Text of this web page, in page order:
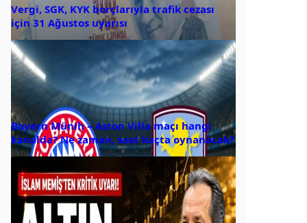
Vergi, SGK, KYK borçlarıyla trafik cezası
için 31 Ağustos uyarısı
Bayern Münih – Aston Villa maçı hangi
kanalda? Ne zaman, saat kaçta oynanacak?